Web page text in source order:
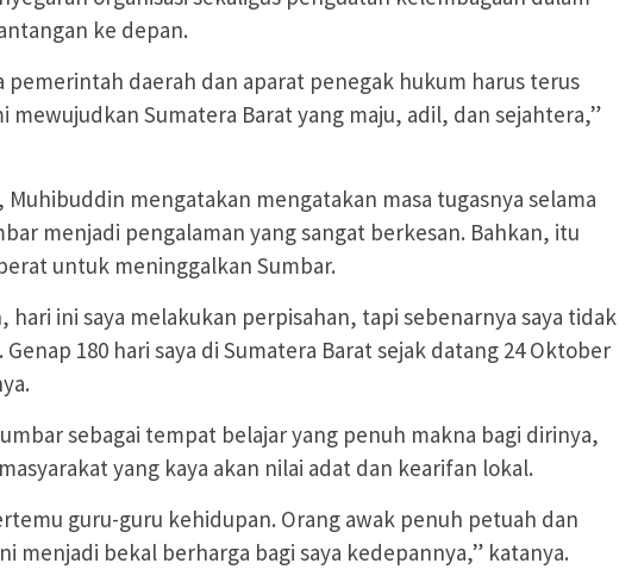
ke depan.
pemerintah daerah dan aparat penegak hukum harus terus
mewujudkan Sumatera Barat yang maju, adil, dan sejahtera,”
mengatakan mengatakan masa tugasnya selama
menjadi pengalaman yang sangat berkesan. Bahkan, itu
untuk meninggalkan Sumbar.
hari ini saya melakukan perpisahan, tapi sebenarnya saya tidak
180 hari saya di Sumatera Barat sejak datang 24 Oktober
sebagai tempat belajar yang penuh makna bagi dirinya,
yang kaya akan nilai adat dan kearifan lokal.
guru-guru kehidupan. Orang awak penuh petuah dan
menjadi bekal berharga bagi saya kedepannya,” katanya.